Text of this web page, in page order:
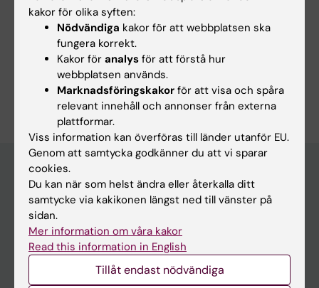
Huvudmeny
Utbildning
Forskarutbildning
kakor för olika syften:
Nödvändiga kakor för att webbplatsen ska
fungera korrekt.
Kakor för analys för att förstå hur
webbplatsen används.
Marknadsföringskakor för att visa och spåra
relevant innehåll och annonser från externa
plattformar.
Viss information kan överföras till länder utanför EU.
Genom att samtycka godkänner du att vi sparar
cookies.
Du kan när som helst ändra eller återkalla ditt
samtycke via kakikonen längst ned till vänster på
sidan.
Mer information om våra kakor
Read this information in English
Tillåt endast nödvändiga